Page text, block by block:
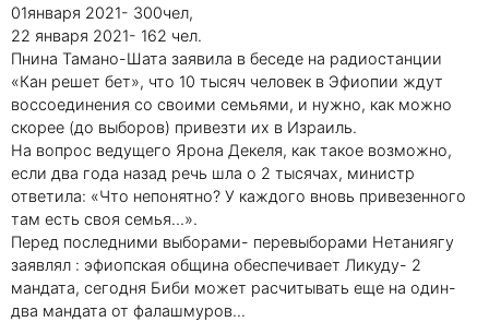
01января 2021- 300чел,
22 января 2021- 162 чел.
Пнина Тамано-Шата заявила в беседе на радиостанции
«Кан решет бет», что 10 тысяч человек в Эфиопии ждут
воссоединения со своими семьями, и нужно, как можно
скорее (до выборов) привезти их в Израиль.
На вопрос ведущего Ярона Декеля, как такое возможно,
если два года назад речь шла о 2 тысячах, министр
ответила: «Что непонятно? У каждого вновь привезенного
там есть своя семья…».
Перед последними выборами- перевыборами Нетаниягу
заявлял : эфиопская община обеспечивает Ликуду- 2
мандата, сегодня Биби может расчитывать еще на один-
два мандата от фалашмуров...